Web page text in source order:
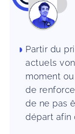
Partir du
actuels
moment
de
de ne pas
départ afin